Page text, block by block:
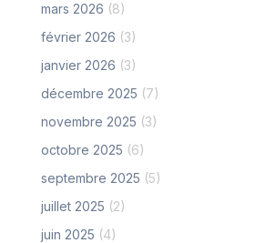
mars 2026 (8)
février 2026 (3)
janvier 2026 (3)
décembre 2025 (7)
novembre 2025 (3)
octobre 2025 (6)
septembre 2025 (5)
juillet 2025 (2)
juin 2025 (4)